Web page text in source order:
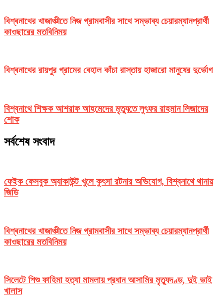
বিশ্বনাথের খাজাঞ্চীতে নিজ গ্রামবাসীর সাথে সম্ভাব্য চেয়ারম্যানপ্রার্থী
কাওছারের মতবিনিময়
বিশ্বনাথের রায়পুর গ্রামের বেহাল কাঁচা রাস্তায় হাজারো মানুষের দুর্ভোগ
বিশ্বনাথে শিক্ষক আশরাফ আহমেদের মৃত্যুতে লুৎফর রাহমান লিজাদের
শোক
সর্বশেষ সংবাদ
ফেইক ফেসবুক অ্যাকাউন্ট খুলে কুৎসা রটনার অভিযোগ, বিশ্বনাথে থানায়
জিডি
বিশ্বনাথের খাজাঞ্চীতে নিজ গ্রামবাসীর সাথে সম্ভাব্য চেয়ারম্যানপ্রার্থী
কাওছারের মতবিনিময়
সিলেটে শিশু ফাহিমা হত্যা মামলায় প্রধান আসামির মৃত্যুদণ্ড, দুই ভাই
খালাস